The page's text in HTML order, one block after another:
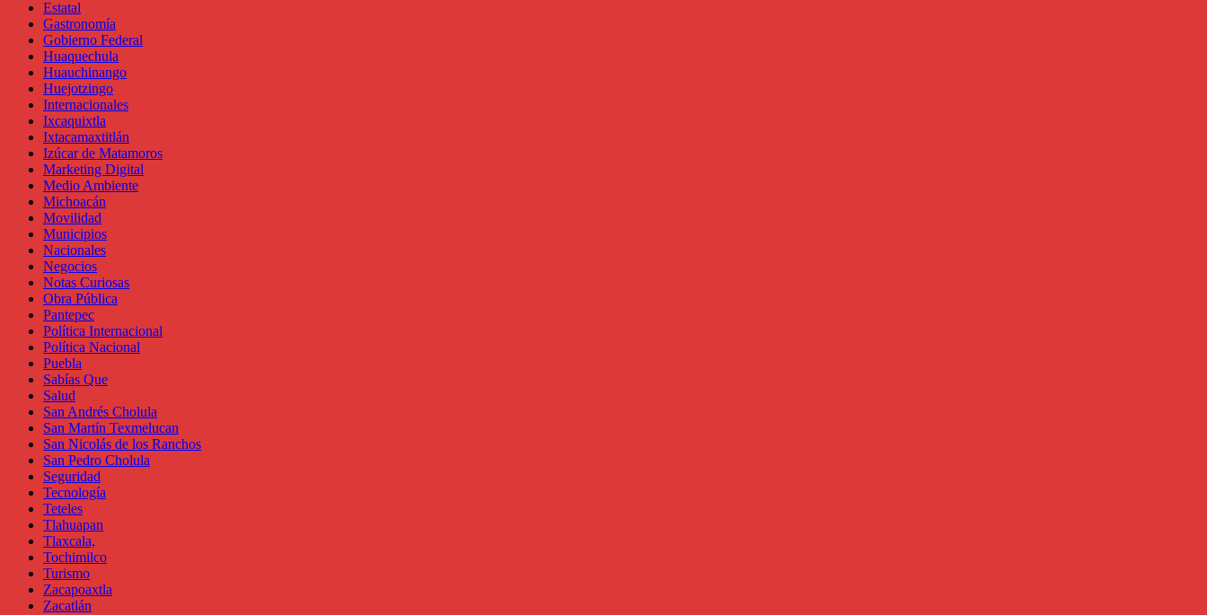
Estatal
Gastronomía
Gobierno Federal
Huaquechula
Huauchinango
Huejotzingo
Internacionales
Ixcaquixtla
Ixtacamaxtitlán
Izúcar de Matamoros
Marketing Digital
Medio Ambiente
Michoacán
Movilidad
Municipios
Nacionales
Negocios
Notas Curiosas
Obra Pública
Pantepec
Política Internacional
Política Nacional
Puebla
Sabías Que
Salud
San Andrés Cholula
San Martín Texmelucan
San Nicolás de los Ranchos
San Pedro Cholula
Seguridad
Tecnología
Teteles
Tlahuapan
Tlaxcala,
Tochimilco
Turismo
Zacapoaxtla
Zacatlán